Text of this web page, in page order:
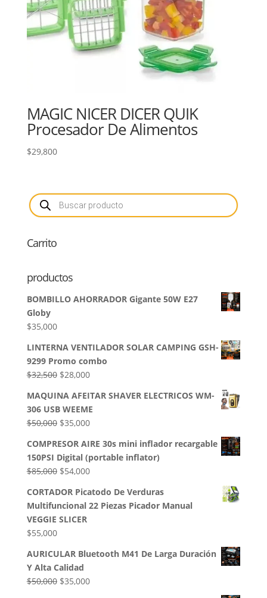
MAGIC NICER DICER QUIK
Procesador De Alimentos
$29,800
Búsqueda
de
productos
Carrito
productos
BOMBILLO AHORRADOR Gigante 50W E27
Globy
$35,000
LINTERNA VENTILADOR SOLAR CAMPING GSH-
9299 Promo combo
$32,500 El
original
era:
$32,500.
$28,000El
actual
es:
$28,000.
MAQUINA AFEITAR SHAVER ELECTRICOS WM-
306 USB WEEME
$50,000 El
original
era:
$50,000.
$35,000El
actual
es:
$35,000.
COMPRESOR AIRE 30s mini inflador recargable
150PSI Digital (portable inflator)
$85,000 El
original
era:
$85,000.
$54,000El
actual
es:
CORTADOR Picatodo De Verduras
Multifuncional 22 Piezas Picador Manual
VEGGIE SLICER
$55,000
AURICULAR Bluetooth M41 De Larga Duración
Y Alta Calidad
$50,000 El
$35,000El